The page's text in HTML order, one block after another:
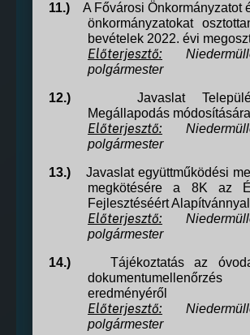
11.)
A Fővárosi Önkormányzatot
önkormányzatokat
bevételek 2022. évi
Előterjesztő:
polgármester
12.)
Javaslat
Megállapodás módosítására
Előterjesztő:
polgármester
13.)
Javaslat együttműködési
megkötésére a 8K az
Fejlesztéséért Alapítvánnyal
Előterjesztő:
polgármester
14.)
Tájékoztatás az
dokumentumellenőrzés
eredményéről
Előterjesztő:
polgármester